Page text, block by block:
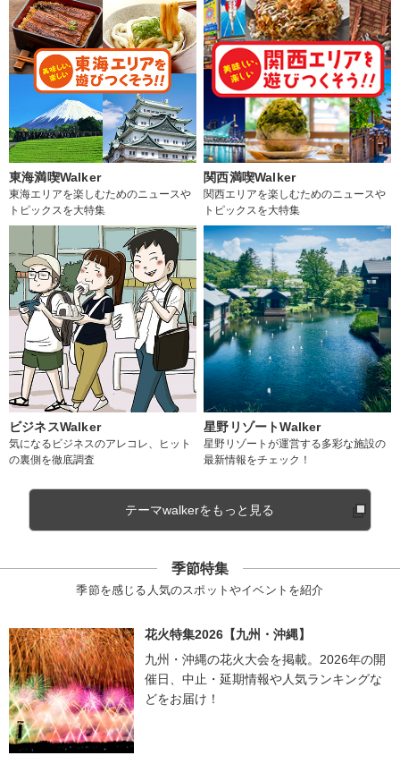
東海満喫Walker
東海エリアを楽しむためのニュースや
トピックスを大特集
関西満喫Walker
関西エリアを楽しむためのニュースや
トピックスを大特集
ビジネスWalker
気になるビジネスのアレコレ、ヒット
の裏側を徹底調査
星野リゾートWalker
星野リゾートが運営する多彩な施設の
最新情報をチェック！
テーマwalkerをもっと見る
季節特集
季節を感じる人気のスポットやイベントを紹介
花火特集2026【九州・沖縄】
九州・沖縄の花火大会を掲載。2026年の開
催日、中止・延期情報や人気ランキングな
どをお届け！